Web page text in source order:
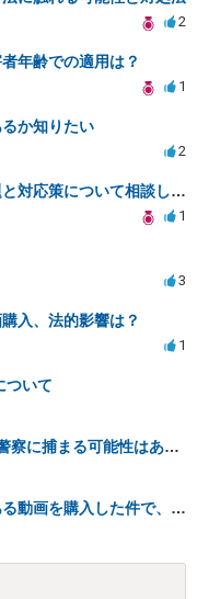
2
年齢での適用は？
1
か知りたい
2
SNSでの未成年者録画、法的問題と対応策について相談したい
1
3
入、法的影響は？
1
ついて
DMで未成年へのセクハラ発言は警察に捕まる可能性はありますか
児童ポルノに該当する可能性のある動画を購入した件で、家族や職場に知られたり、逮捕などあるのでしょうか